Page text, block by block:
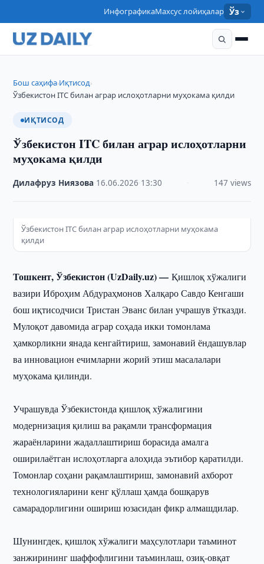
ИнфографикаМахсус лойиҳалар Ўз
Бош саҳифа›Иқтисод›
Ўзбекистон ITC билан аграр ислоҳотларни муҳокама қилди
ИҚТИСОД
Ўзбекистон ITC билан аграр ислоҳотларни
муҳокама қилди
Дилафруз Ниязова 16.06.2026 13:30 147 views
Ўзбекистон ITC билан аграр ислоҳотларни муҳокама
қилди
Тошкент, Ўзбекистон (UzDaily.uz) —Қишлоқ хўжалиги
вазири Иброҳим Абдураҳмонов Халқаро Савдо Кенгаши
бош иқтисодчиси Тристан Эванс билан учрашув ўтказди.
Мулоқот давомида аграр соҳада икки томонлама
ҳамкорликни янада кенгайтириш, замонавий ёндашувлар
ва инновацион ечимларни жорий этиш масалалари
муҳокама қилинди.
Учрашувда Ўзбекистонда қишлоқ хўжалигини
модернизация қилиш ва рақамли трансформация
жараёнларини жадаллаштириш борасида амалга
оширилаётган ислоҳотларга алоҳида эътибор қаратилди.
Томонлар соҳани рақамлаштириш, замонавий ахборот
технологияларини кенг қўллаш ҳамда бошқарув
самарадорлигини ошириш юзасидан фикр алмашдилар.
Шунингдек, қишлоқ хўжалиги маҳсулотлари таъминот
занжирининг шаффофлигини таъминлаш, озиқ-овқат